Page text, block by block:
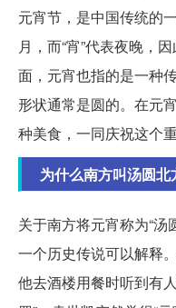
元宵节，是中国传统的
月，而“宵”代表夜晚，
面，元宵也指的是一种
形状通常是圆的。在元
种美食，一同庆祝这个重
为什么南方叫汤圆北
关于南方将元宵称为“汤
一个历史传说可以解释
他去酒楼用餐时听到有